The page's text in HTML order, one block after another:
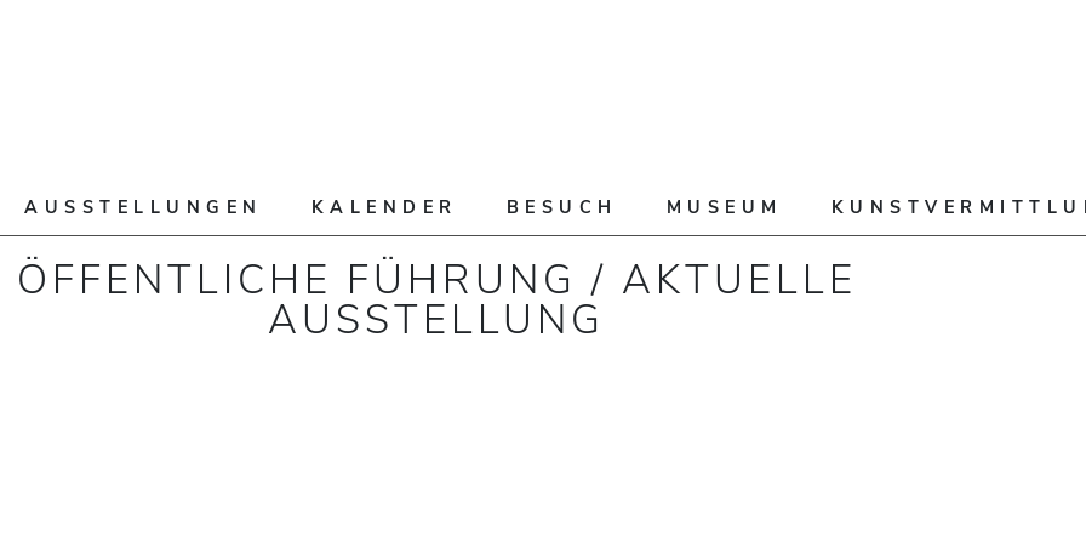
AUSSTELLUNGEN KALENDER BESUCH MUSEUM
ÖFFENTLICHE FÜHRUNG / AKTUELLE
AUSSTELLUNG